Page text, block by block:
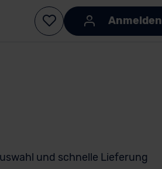
Anmelden
und schnelle Lieferung